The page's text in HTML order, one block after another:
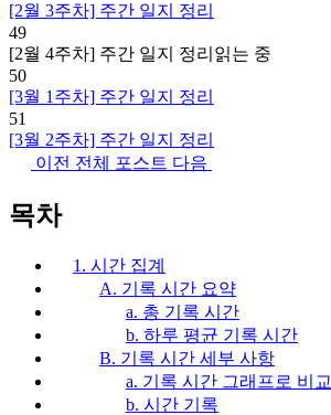
[2월 3주차] 주간 일지 정리
49
[2월 4주차] 주간 일지 정리 읽는 중
50
[3월 1주차] 주간 일지 정리
51
[3월 2주차] 주간 일지 정리
이전 전체 포스트 다음
목차
1. 시간 집계
A. 기록 시간 요약
a. 총 기록 시간
b. 하루 평균 기록 시간
B. 기록 시간 세부 사항
a. 기록 시간 그래프로 비교
b. 시간 기록